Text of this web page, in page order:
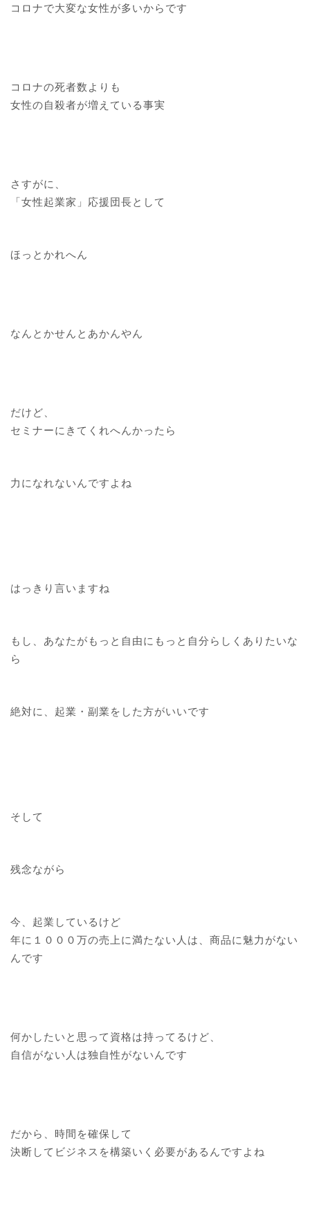
コロナで大変な女性が多いからです
コロナの死者数よりも
女性の自殺者が増えている事実
さすがに、
「女性起業家」応援団長として
ほっとかれへん
なんとかせんとあかんやん
だけど、
セミナーにきてくれへんかったら
力になれないんですよね
はっきり言いますね
もし、あなたがもっと自由にもっと自分らしくありたいな
ら
絶対に、起業・副業をした方がいいです
そして
残念ながら
今、起業しているけど
年に１０００万の売上に満たない人は、商品に魅力がない
んです
何かしたいと思って資格は持ってるけど、
自信がない人は独自性がないんです
だから、時間を確保して
決断してビジネスを構築いく必要があるんですよね